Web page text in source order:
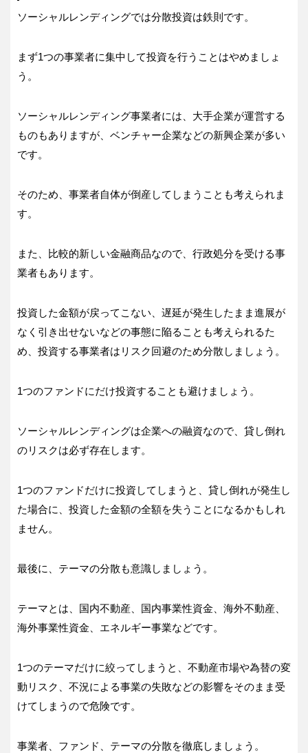
ソーシャルレンディングでは分散投資は鉄則です。
まず1つの事業者に集中して投資を行うことはやめましょ
う。
ソーシャルレンディング事業者には、大手企業が運営する
ものもありますが、ベンチャー企業などの新興企業が多い
です。
そのため、事業者自体が倒産してしまうことも考えられま
す。
また、比較的新しい金融商品なので、行政処分を受ける事
業者もあります。
投資した金額が戻ってこない、遅延が発生したまま進展が
なく引き出せないなどの事態に陥ることも考えられるた
め、投資する事業者はリスク回避のため分散しましょう。
1つのファンドにだけ投資することも避けましょう。
ソーシャルレンディングは企業への融資なので、貸し倒れ
のリスクは必ず存在します。
1つのファンドだけに投資してしまうと、貸し倒れが発生し
た場合に、投資した金額の全額を失うことになるかもしれ
ません。
最後に、テーマの分散も意識しましょう。
テーマとは、国内不動産、国内事業性資金、海外不動産、
海外事業性資金、エネルギー事業などです。
1つのテーマだけに絞ってしまうと、不動産市場や為替の変
動リスク、不況による事業の失敗などの影響をそのまま受
けてしまうので危険です。
事業者、ファンド、テーマの分散を徹底しましょう。